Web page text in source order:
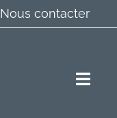
Nous contacter